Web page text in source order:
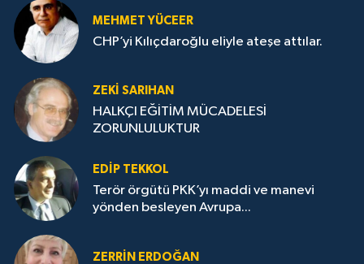
MEHMET YÜCEER
CHP’yi Kılıçdaroğlu eliyle ateşe attılar.
ZEKI SARIHAN
HALKÇI EĞİTİM MÜCADELESİ
ZORUNLULUKTUR
EDIP TEKKOL
Terör örgütü PKK’yı maddi ve manevi
yönden besleyen Avrupa...
ZERRIN ERDOĞAN